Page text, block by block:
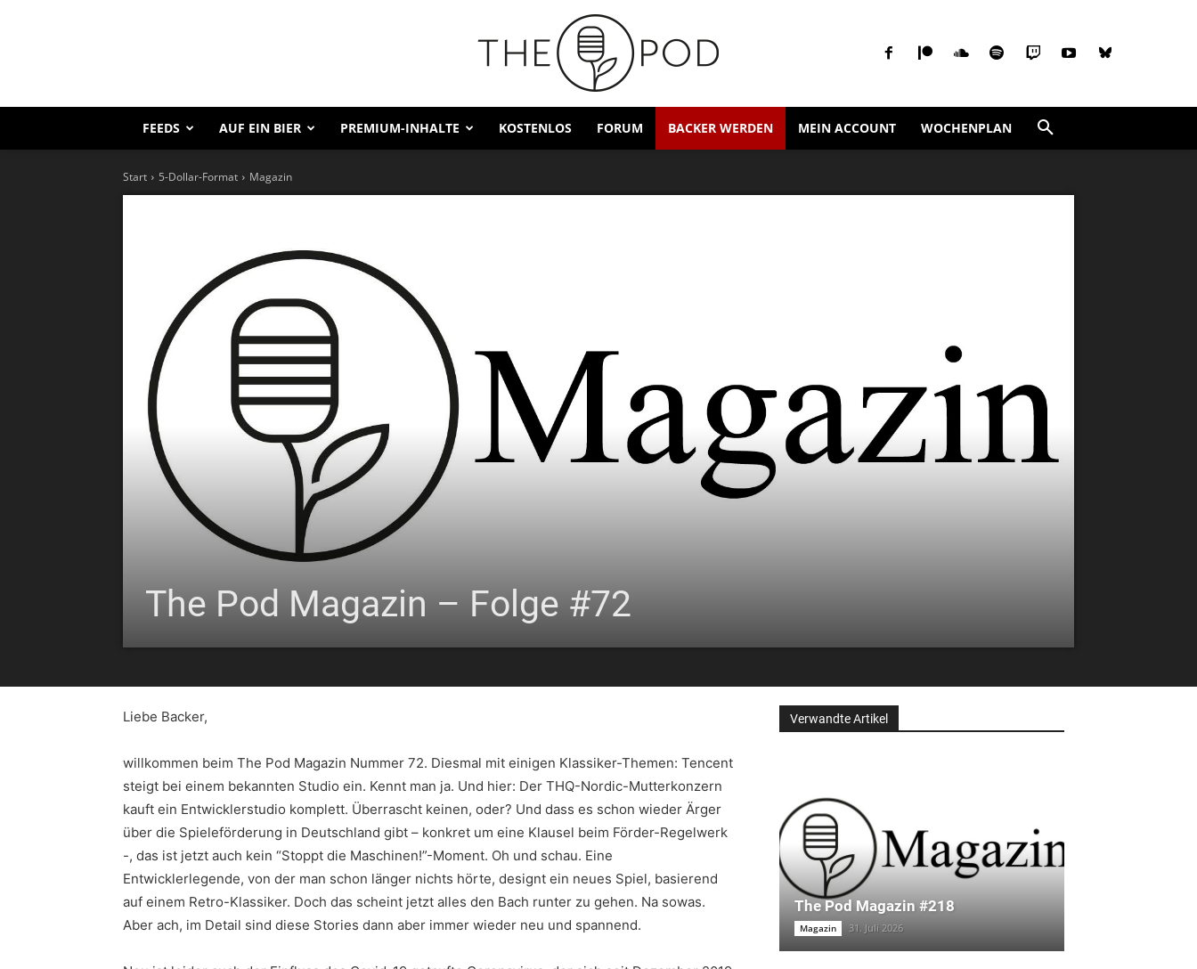
FEEDS AUF EIN BIER PREMIUM-INHALTE KOSTENLOS FORUM BACKER WERDEN MEIN ACCOUNT WOCHENPLAN
Start 5-Dollar-Format Magazin
The Pod Magazin – Folge #72
Liebe Backer,
willkommen beim The Pod Magazin Nummer 72. Diesmal mit einigen Klassiker-Themen: Tencent
steigt bei einem bekannten Studio ein. Kennt man ja. Und hier: Der THQ-Nordic-Mutterkonzern
kauft ein Entwicklerstudio komplett. Überrascht keinen, oder? Und dass es schon wieder Ärger
über die Spieleförderung in Deutschland gibt – konkret um eine Klausel beim Förder-Regelwerk
-, das ist jetzt auch kein “Stoppt die Maschinen!”-Moment. Oh und schau. Eine
Entwicklerlegende, von der man schon länger nichts hörte, designt ein neues Spiel, basierend
auf einem Retro-Klassiker. Doch das scheint jetzt alles den Bach runter zu gehen. Na sowas.
Aber ach, im Detail sind diese Stories dann aber immer wieder neu und spannend.
Verwandte Artikel
The Pod Magazin #218
Magazin 31. Juli 2026